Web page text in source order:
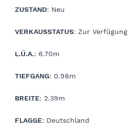
ZUSTAND: Neu
VERKAUSSTATUS: Zur Verfügung
L.Ü.A.: 6.70m
TIEFGANG: 0.98m
BREITE: 2.39m
FLAGGE: Deutschland